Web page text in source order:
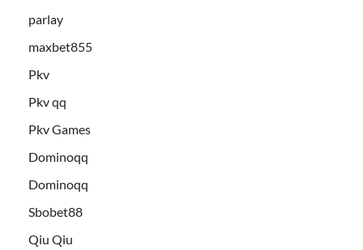
parlay
maxbet855
Pkv
Pkv qq
Pkv Games
Dominoqq
Dominoqq
Sbobet88
Qiu Qiu